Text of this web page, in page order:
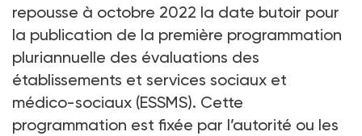
repousse à octobre 2022 la date butoir pour
la publication de la première programmation
pluriannuelle des évaluations des
établissements et services sociaux et
médico-sociaux (ESSMS). Cette
programmation est fixée par l’autorité ou les